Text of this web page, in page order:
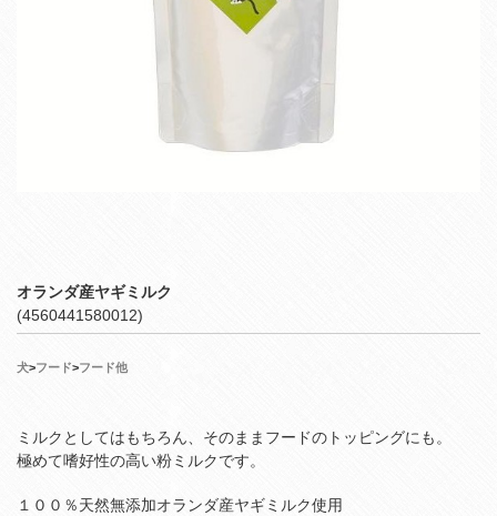
オランダ産ヤギミルク
(4560441580012)
犬>フード>フード他
ミルクとしてはもちろん、そのままフードのトッピングにも。
極めて嗜好性の高い粉ミルクです。
１００％天然無添加オランダ産ヤギミルク使用